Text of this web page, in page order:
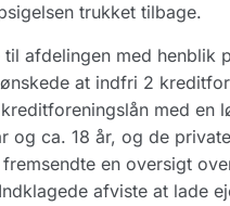
trukket tilbage.
afdelingen med henblik
at indfri 2
med en
og ca. 18 år, og de
en oversigt
afviste at lade